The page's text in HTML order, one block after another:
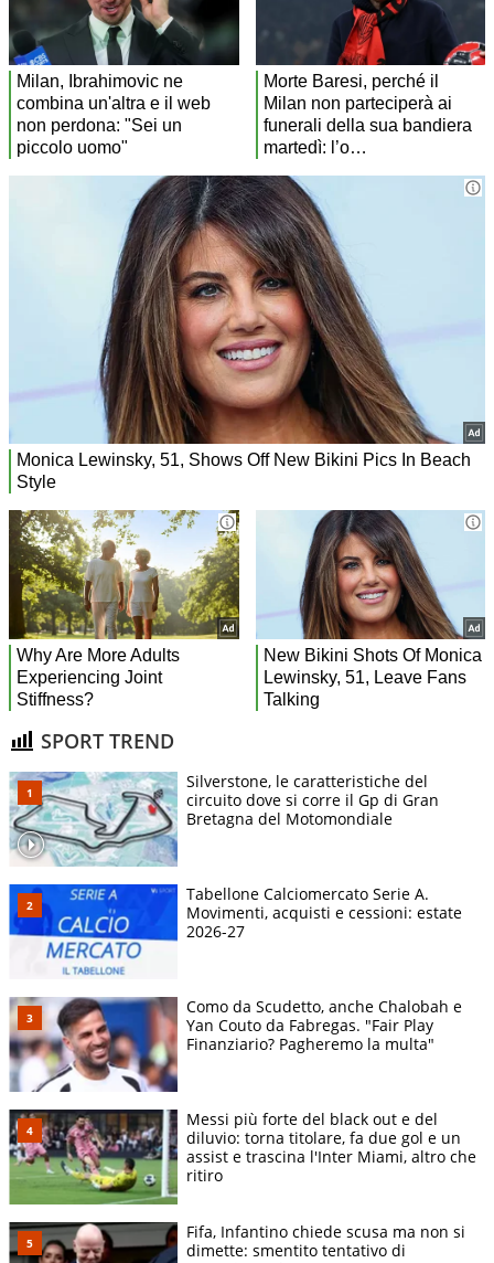
SPORT TREND
Silverstone, le caratteristiche del
circuito dove si corre il Gp di Gran
Bretagna del Motomondiale
Tabellone Calciomercato Serie A.
Movimenti, acquisti e cessioni: estate
2026-27
Como da Scudetto, anche Chalobah e
Yan Couto da Fabregas. "Fair Play
Finanziario? Pagheremo la multa"
Messi più forte del black out e del
diluvio: torna titolare, fa due gol e un
assist e trascina l'Inter Miami, altro che
ritiro
Fifa, Infantino chiede scusa ma non si
dimette: smentito tentativo di